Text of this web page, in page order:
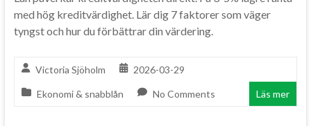
med hög kreditvärdighet. Lär dig 7 faktorer som väger
tyngst och hur du förbättrar din värdering.
Victoria Sjöholm 2026-03-29
Ekonomi & snabblån No Comments Läs mer